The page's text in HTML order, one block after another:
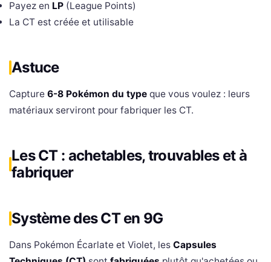
Payez en LP (League Points)
La CT est créée et utilisable
Astuce
Capture 6-8 Pokémon du type que vous voulez : leurs
matériaux serviront pour fabriquer les CT.
Les CT : achetables, trouvables et à
fabriquer
Système des CT en 9G
Dans Pokémon Écarlate et Violet, les Capsules